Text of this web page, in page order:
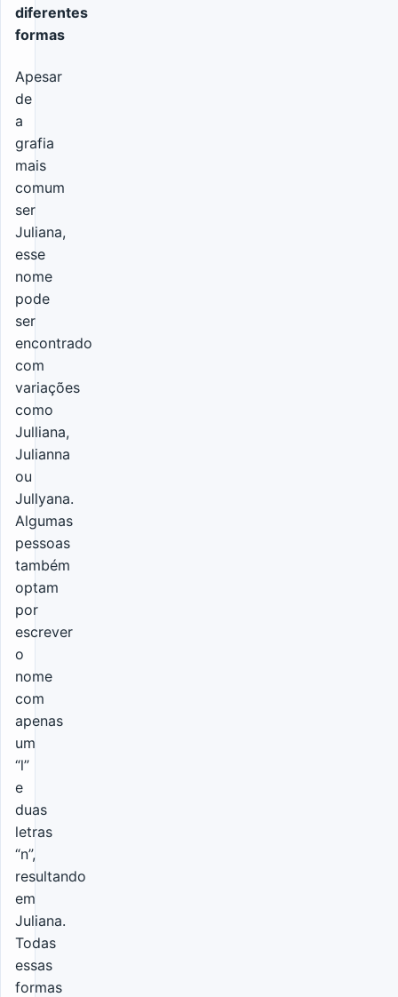
diferentes
formas
Apesar
de
a
grafia
mais
comum
ser
Juliana,
esse
nome
pode
ser
encontrado
com
variações
como
Julliana,
Julianna
ou
Jullyana.
Algumas
pessoas
também
optam
por
escrever
o
nome
com
apenas
um
“l”
e
duas
letras
“n”,
resultando
em
Juliana.
Todas
essas
formas